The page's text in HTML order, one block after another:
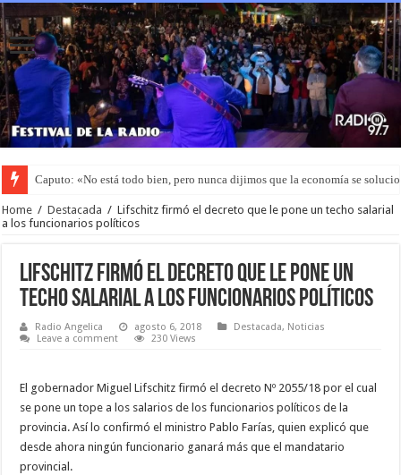
Caputo: «No está todo bien, pero nunca dijimos que la economía se
Arcor invertirá USD 3,8 millones en un parque solar y generará su propia
Home / Destacada / Lifschitz firmó el decreto que le pone un techo salarial
a los funcionarios políticos
Lifschitz firmó el decreto que le pone un
techo salarial a los funcionarios políticos
Radio Angelica agosto 6, 2018 Destacada, Noticias
Leave a comment
230 Views
El gobernador Miguel Lifschitz firmó el decreto Nº 2055/18 por el cual
se pone un tope a los salarios de los funcionarios políticos de la
provincia. Así lo confirmó el ministro Pablo Farías, quien explicó que
desde ahora ningún funcionario ganará más que el mandatario
provincial.